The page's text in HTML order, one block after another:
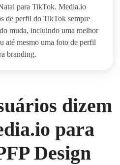
para TikTok. Media.io
de perfil do TikTok sempre
muda, incluindo uma melhor
até mesmo uma foto de perfil
branding.
dizem
para
Design